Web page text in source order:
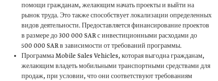
помощи гражданам, желающим начать проекты и выйти на
рынок труда. Это также способствует локализации определенных
видов деятельности. Предоставляется финансирование проектов
в размере до 300 000 SAR с инвестиционными расходами до
500 000 SAR в зависимости от требований программы.
Программа Mobile Sales Vehicles, которая выгодна гражданам,
желающим владеть мобильными транспортными средствами для
продаж, при условии, что они соответствуют требованиям